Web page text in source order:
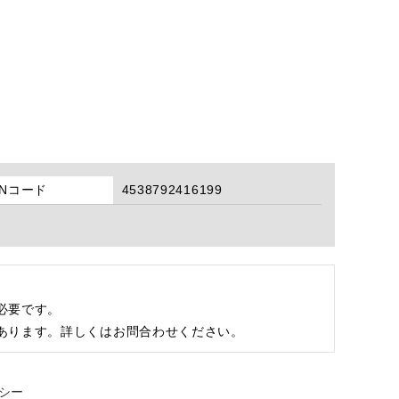
コード 4538792416199
です。
ます。詳しくはお問合わせください。
ー